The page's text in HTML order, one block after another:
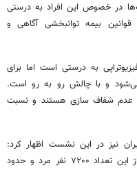
در خصوص این افراد به درستی
بیمه توانبخشی آگاهی و
به درستی است اما برای
نمی‌شود و با چالش رو به رو است.
عدم شفاف سازی هستند و نسبت
نیز در این نشست اظهار کرد:
، ۹ هزار و ۴۳ عضو دارد که از این تعداد ۷۲۰۰ نفر مرد و حدود